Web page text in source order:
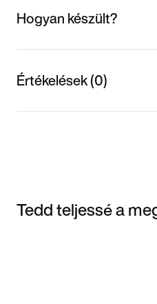
Hogyan készült?
Értékelések (0)
Tedd teljessé a